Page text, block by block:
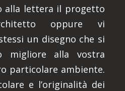
alla lettera il progetto
oppure vi
un disegno che si
migliore alla vostra
particolare ambiente.
e l’originalità dei